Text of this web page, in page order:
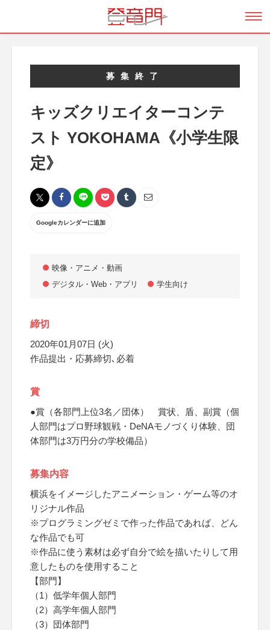
募集終了
キッズクリエイターコンテ
スト YOKOHAMA《小学生限
定》
Googleカレンダーに追加
映像・アニメ・動画
デジタル・Web・アプリ
学生向け
締切
2020年01月07日 (火)
作品提出・応募締切､必着
賞
●賞（各部門上位3名／団体） 賞状、盾、副賞（個
人部門はプロ野球観戦・DeNAモノづくり体験、団
体部門は3万円分の学校備品）
募集内容
横浜をイメージしたアニメーション・ゲーム等のオ
リジナル作品
※プログラミングゼミで作った作品であれば、どん
な作品でも可
※作品に使う素材は必ず自分で絵を描いたりして用
意したものを使用すること
【部門】
（1）低学年個人部門
（2）高学年個人部門
（3）団体部門